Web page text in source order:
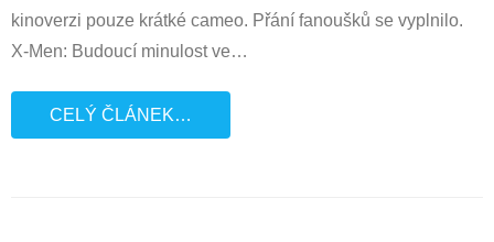
kinoverzi pouze krátké cameo. Přání fanoušků se vyplnilo.
X-Men: Budoucí minulost ve…
CELÝ ČLÁNEK…